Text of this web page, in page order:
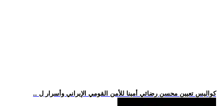
.. كواليس تعيين محسن رضائي أمينا للأمن القومي الإيراني وأسرار ل